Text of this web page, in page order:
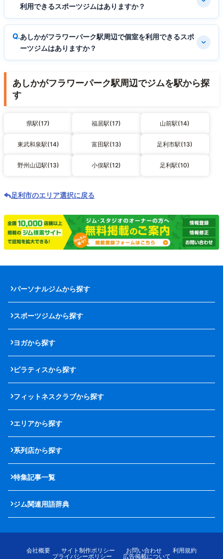
利用できるスポーツジムはありますか？
あしかがフラワーパーク駅周辺で個室を利用できるスポ
ーツジムはありますか？
あしかがフラワーパーク駅周辺でジムを駅から探
す
県駅(17) 福居駅(17) 山前駅(14)
東武和泉駅(14) 富田駅(13) 足利市駅(13)
野州山辺駅(13) 小俣駅(12) 足利駅(10)
足利市のエリア選択に戻る
パーソナルジムから探す
スポーツジムから探す
ヨガから探す
ピラティスから探す
フィットネスクラブから探す
エリアから探す
系列店から探す
特集記事一覧
ジム関連用語辞典
会社概要 サイト制作ポリシー お問い合わせ
利用規約
プライバシーポリシー
広告掲載について